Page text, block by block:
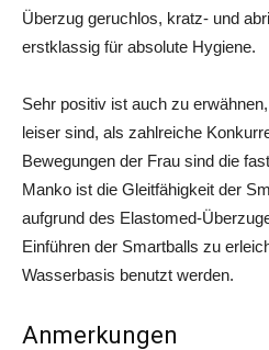
Überzug geruchlos, kratz- und
erstklassig für absolute Hygiene.
Sehr positiv ist auch zu
leiser sind, als zahlreiche
Bewegungen der Frau sind die
Manko ist die Gleitfähigkeit der
aufgrund des Elastomed-
Einführen der Smartballs zu
Wasserbasis benutzt werden.
Anmerkungen